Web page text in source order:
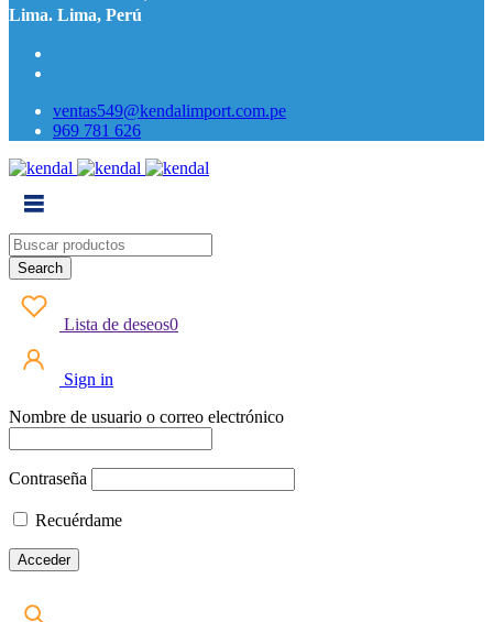
Lima. Lima, Perú
ventas549@kendalimport.com.pe
969 781 626
Lista de deseos0
Sign in
Nombre de usuario o correo electrónico
Contraseña
Recuérdame